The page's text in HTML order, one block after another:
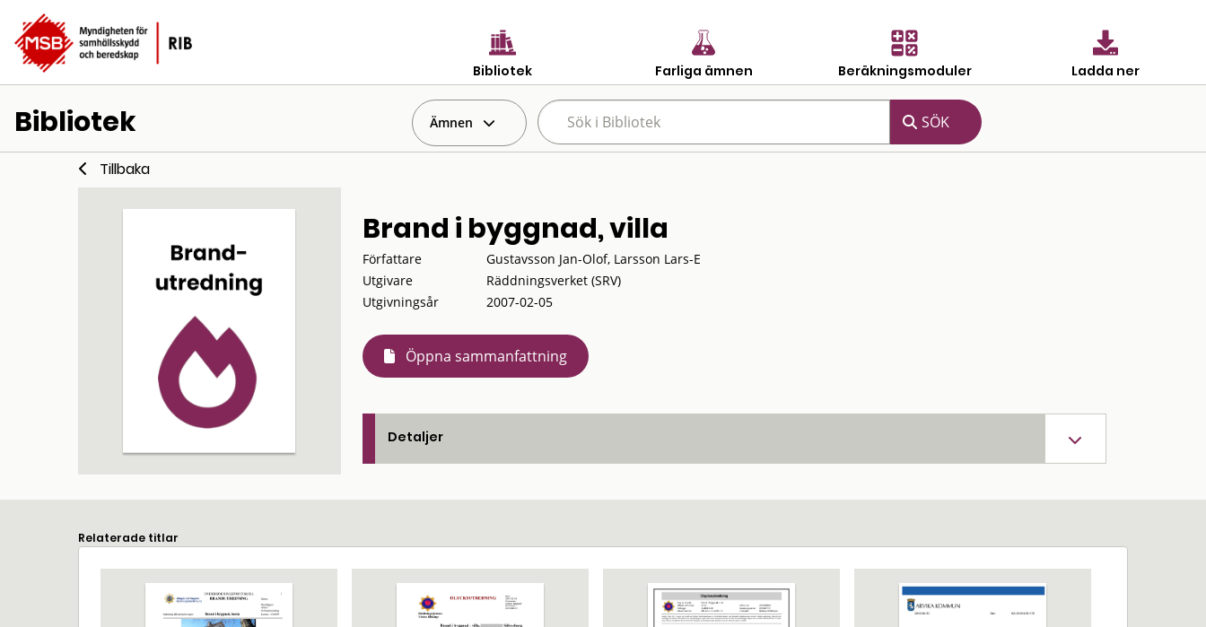
Bibliotek Farliga ämnen Beräkningsmoduler Ladda ner
Bibliotek Ämnen
Tillbaka
Brand i byggnad, villa
Författare
Gustavsson Jan-Olof, Larsson Lars-E
Utgivare
Räddningsverket (SRV)
Utgivningsår
2007-02-05
Öppna sammanfattning
Detaljer
Relaterade titlar